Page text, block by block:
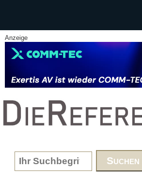
Anzeige
www.DieReferenz.de
Search form